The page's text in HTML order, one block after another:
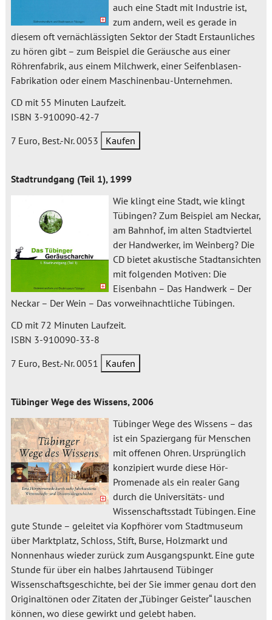
auch eine Stadt mit Industrie ist,
zum andern, weil es gerade in
diesem oft vernächlässigten Sektor der Stadt Erstaunliches
zu hören gibt – zum Beispiel die Geräusche aus einer
Röhrenfabrik, aus einem Milchwerk, einer Seifenblasen-
Fabrikation oder einem Maschinenbau-Unternehmen.
CD mit 55 Minuten Laufzeit.
ISBN 3-910090-42-7
7 Euro, Best.-Nr. 0053
Stadtrundgang (Teil 1), 1999
Wie klingt eine Stadt, wie klingt
Tübingen? Zum Beispiel am Neckar,
am Bahnhof, im alten Stadtviertel
der Handwerker, im Weinberg? Die
CD bietet akustische Stadtansichten
mit folgenden Motiven: Die
Eisenbahn – Das Handwerk – Der
Neckar – Der Wein – Das vorweihnachtliche Tübingen.
CD mit 72 Minuten Laufzeit.
ISBN 3-910090-33-8
7 Euro, Best.-Nr. 0051
Tübinger Wege des Wissens, 2006
Tübinger Wege des Wissens – das
ist ein Spaziergang für Menschen
mit offenen Ohren. Ursprünglich
konzipiert wurde diese Hör-
Promenade als ein realer Gang
durch die Universitäts- und
Wissenschaftsstadt Tübingen. Eine
gute Stunde – geleitet via Kopfhörer vom Stadtmuseum
über Marktplatz, Schloss, Stift, Burse, Holzmarkt und
Nonnenhaus wieder zurück zum Ausgangspunkt. Eine gute
Stunde für über ein halbes Jahrtausend Tübinger
Wissenschaftsgeschichte, bei der Sie immer genau dort den
Originaltönen oder Zitaten der „Tübinger Geister“ lauschen
können, wo diese gewirkt und gelebt haben.